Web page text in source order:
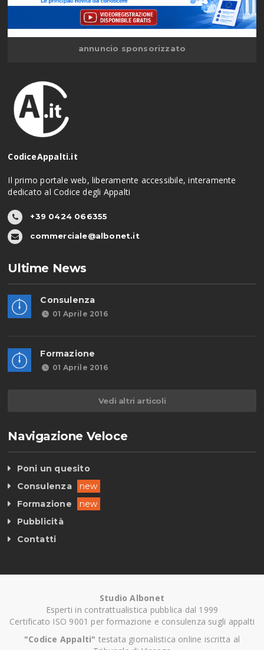
annuncio sponsorizzato
CodiceAppalti.it
Il primo portale web, liberamente accessibile, interamente
dedicato al Codice degli Appalti
+39 0424 066355
commerciale@albonet.it
Ultime News
Consulenza
01 Aprile 2016
Formazione
01 Aprile 2016
Vedi altri articoli
Navigazione Veloce
Poni un quesito
Consulenza
new
Formazione
new
Pubblicità
Contatti
Studio Albonet
Esperti in contrattualistica pubblica dal 1999
Certificato ISO 9001 per formazione e consulenza sugli appalti
"Codice Appalti" testata giornalistica online iscritta al